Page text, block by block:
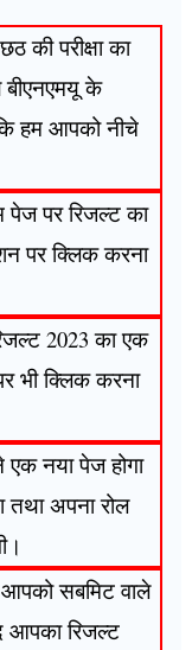
की परीक्षा का
के
हम आपको नीचे
पर रिजल्ट का
पर क्लिक करना
2023 का एक
भी क्लिक करना
नया पेज होगा
तथा अपना रोल
सबमिट वाले
आपका रिजल्ट